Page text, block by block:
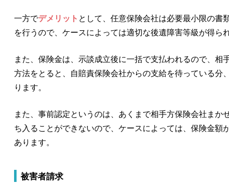
一方でデメリット として、任意保険会社は必要最小限の書
を行うので、ケースによっては適切な後遺障害等級が得ら
また、保険金は、示談成立後に一括で支払われるので、相
方法をとると、自賠責保険会社からの支給を待っている分
ります。
また、事前認定というのは、あくまで相手方保険会社まか
ち入ることができないので、ケースによっては、保険金額
あります。
被害者請求